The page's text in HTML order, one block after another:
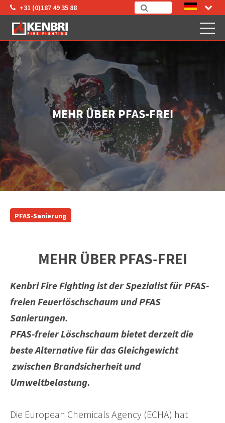
+31 (0)187 49 35 88
MEHR ÜBER PFAS-FREI
PFAS-Sanierung
MEHR ÜBER PFAS-FREI
Kenbri Fire Fighting ist der Spezialist für PFAS-
freien Feuerlöschschaum und PFAS
Sanierungen.
PFAS-freier Löschschaum bietet derzeit die
beste Alternative für das Gleichgewicht
zwischen Brandsicherheit und
Umweltbelastung.
Die European Chemicals Agency (ECHA) hat